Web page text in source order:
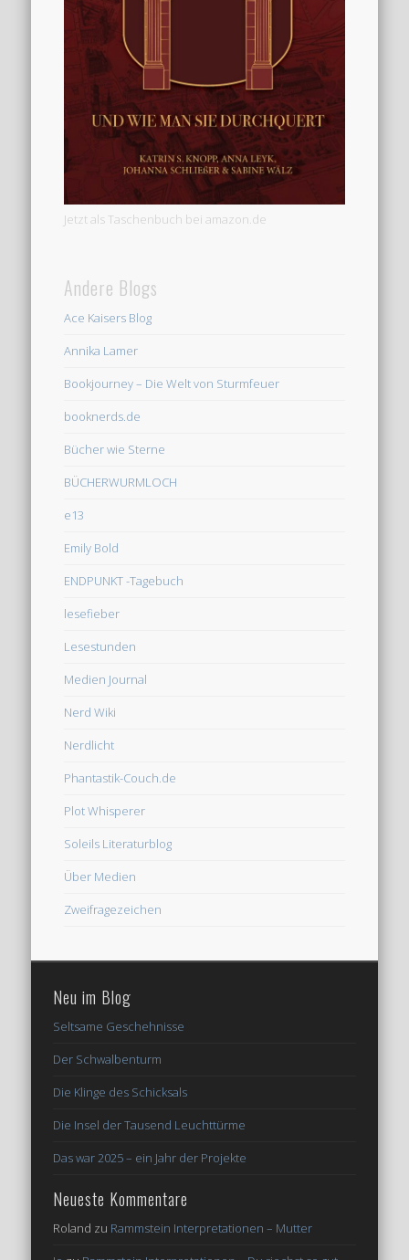
Jetzt als Taschenbuch bei amazon.de
Andere Blogs
Ace Kaisers Blog
Annika Lamer
Bookjourney – Die Welt von Sturmfeuer
booknerds.de
Bücher wie Sterne
BÜCHERWURMLOCH
e13
Emily Bold
ENDPUNKT -Tagebuch
lesefieber
Lesestunden
Medien Journal
Nerd Wiki
Nerdlicht
Phantastik-Couch.de
Plot Whisperer
Soleils Literaturblog
Über Medien
Zweifragezeichen
Neu im Blog
Seltsame Geschehnisse
Der Schwalbenturm
Die Klinge des Schicksals
Die Insel der Tausend Leuchttürme
Das war 2025 – ein Jahr der Projekte
Neueste Kommentare
Roland zu Rammstein Interpretationen – Mutter